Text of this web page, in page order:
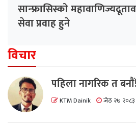
सान्फ्रासिस्को
सेवा प्रवाह हुने
विचार
पहिला नागरिक त बनाैं!
KTM Dainik जेठ २७ २०८३